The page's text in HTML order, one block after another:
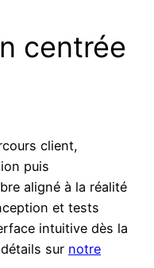
centrée
client,
puis
aligné à la réalité
et tests
intuitive dès la
sur notre